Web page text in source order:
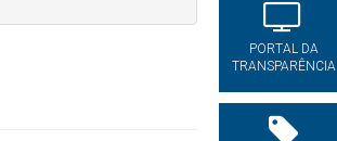
PORTAL DA
TRANSPARÊNCIA